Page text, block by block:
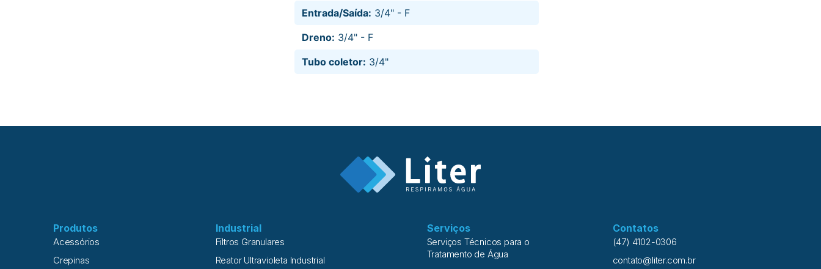
Entrada/Saída: 3/4" - F
Dreno: 3/4" - F
Tubo coletor: 3/4"
Produtos
Acessórios
Crepinas
Industrial
Filtros Granulares
Reator Ultravioleta Industrial
Serviços
Serviços Técnicos para o
Tratamento de Água
Contatos
(47) 4102-0306
contato@liter.com.br